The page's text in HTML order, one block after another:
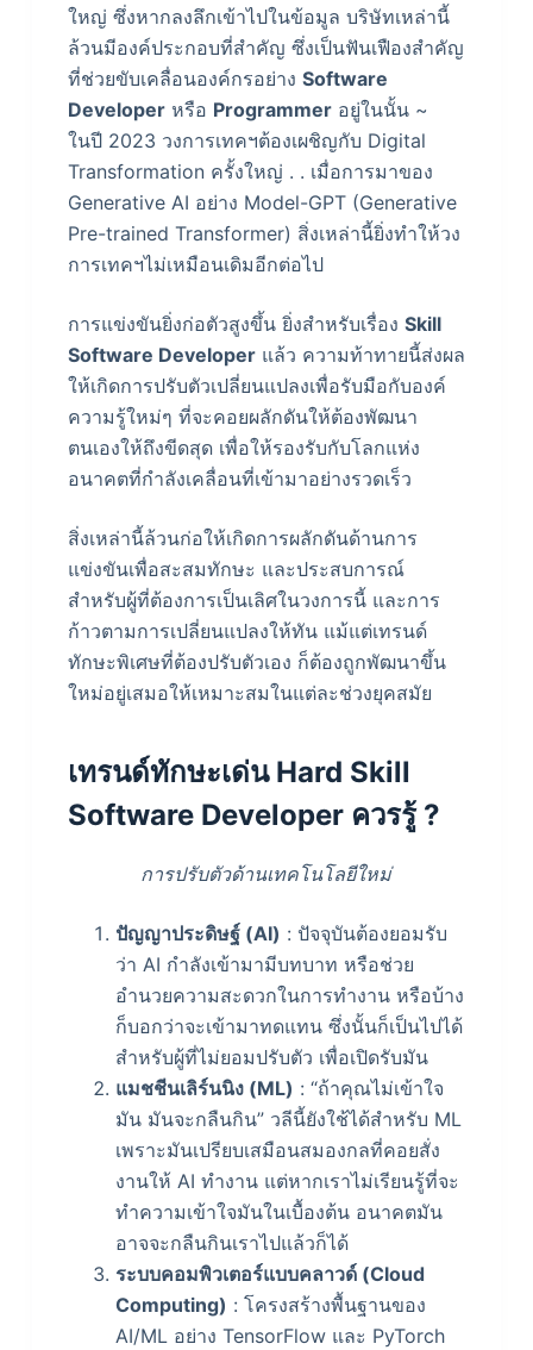
ใหญ่ ซึ่งหากลงลึกเข้าไปในข้อมูล บริษัทเหล่านี้
ล้วนมีองค์ประกอบที่สำคัญ ซึ่งเป็นฟันเฟืองสำคัญ
ที่ช่วยขับเคลื่อนองค์กรอย่าง Software
Developerหรือ Programmerอยู่ในนั้น ~
ในปี 2023 วงการเทคฯต้องเผชิญกับ Digital
Transformation ครั้งใหญ่ . . เมื่อการมาของ
Generative AI อย่าง Model-GPT (Generative
Pre-trained Transformer) สิ่งเหล่านี้ยิ่งทำให้วง
การเทคฯไม่เหมือนเดิมอีกต่อไป
การแข่งขันยิ่งก่อตัวสูงขึ้น ยิ่งสำหรับเรื่อง Skill
Software Developerแล้ว ความท้าทายนี้ส่งผล
ให้เกิดการปรับตัวเปลี่ยนแปลงเพื่อรับมือกับองค์
ความรู้ใหม่ๆ ที่จะคอยผลักดันให้ต้องพัฒนา
ตนเองให้ถึงขีดสุด เพื่อให้รองรับกับโลกแห่ง
อนาคตที่กำลังเคลื่อนที่เข้ามาอย่างรวดเร็ว
สิ่งเหล่านี้ล้วนก่อให้เกิดการผลักดันด้านการ
แข่งขันเพื่อสะสมทักษะ และประสบการณ์
สำหรับผู้ที่ต้องการเป็นเลิศในวงการนี้ และการ
ก้าวตามการเปลี่ยนแปลงให้ทัน แม้แต่เทรนด์
ทักษะพิเศษที่ต้องปรับตัวเอง ก็ต้องถูกพัฒนาขึ้น
ใหม่อยู่เสมอให้เหมาะสมในแต่ละช่วงยุคสมัย
เทรนด์ทักษะเด่น Hard Skill
Software Developer ควรรู้ ?
การปรับตัวด้านเทคโนโลยีใหม่
ปัญญาประดิษฐ์ (AI) : ปัจจุบันต้องยอมรับ
ว่า AI กำลังเข้ามามีบทบาท หรือช่วย
อำนวยความสะดวกในการทำงาน หรือบ้าง
ก็บอกว่าจะเข้ามาทดแทน ซึ่งนั้นก็เป็นไปได้
สำหรับผู้ที่ไม่ยอมปรับตัว เพื่อเปิดรับมัน
แมชชีนเลิร์นนิง (ML) : “ถ้าคุณไม่เข้าใจ
มัน มันจะกลืนกิน” วลีนี้ยังใช้ได้สำหรับ ML
เพราะมันเปรียบเสมือนสมองกลที่คอยสั่ง
งานให้ AI ทำงาน แต่หากเราไม่เรียนรู้ที่จะ
ทำความเข้าใจมันในเบื้องต้น อนาคตมัน
อาจจะกลืนกินเราไปแล้วก็ได้
ระบบคอมพิวเตอร์แบบคลาวด์ (Cloud
Computing) : โครงสร้างพื้นฐานของ
AI/ML อย่าง TensorFlow และ PyTorch